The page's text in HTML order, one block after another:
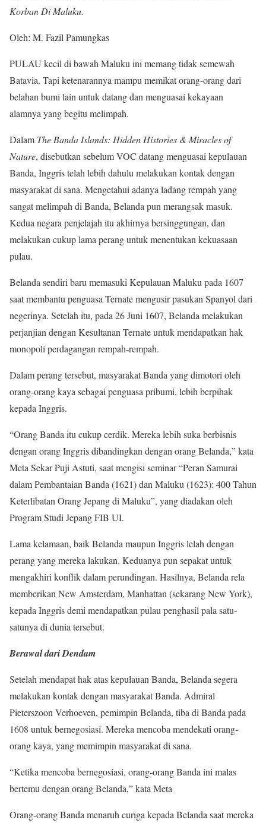
Korban Di Maluku.
Oleh: M. Fazil Pamungkas
PULAU kecil di bawah Maluku ini memang tidak semewah
Batavia. Tapi ketenarannya mampu memikat orang-orang dari
belahan bumi lain untuk datang dan menguasai kekayaan
alamnya yang begitu melimpah.
Dalam The Banda Islands: Hidden Histories & Miracles of
Nature, disebutkan sebelum VOC datang menguasai kepulauan
Banda, Inggris telah lebih dahulu melakukan kontak dengan
masyarakat di sana. Mengetahui adanya ladang rempah yang
sangat melimpah di Banda, Belanda pun merangsak masuk.
Kedua negara penjelajah itu akhirnya bersinggungan, dan
melakukan cukup lama perang untuk menentukan kekuasaan
pulau.
Belanda sendiri baru memasuki Kepulauan Maluku pada 1607
saat membantu penguasa Ternate mengusir pasukan Spanyol dari
negerinya. Setelah itu, pada 26 Juni 1607, Belanda melakukan
perjanjian dengan Kesultanan Ternate untuk mendapatkan hak
monopoli perdagangan rempah-rempah.
Dalam perang tersebut, masyarakat Banda yang dimotori oleh
orang-orang kaya sebagai penguasa pribumi, lebih berpihak
kepada Inggris.
“Orang Banda itu cukup cerdik. Mereka lebih suka berbisnis
dengan orang Inggris dibandingkan dengan orang Belanda,” kata
Meta Sekar Puji Astuti, saat mengisi seminar “Peran Samurai
dalam Pembantaian Banda (1621) dan Maluku (1623): 400 Tahun
Keterlibatan Orang Jepang di Maluku”, yang diadakan oleh
Program Studi Jepang FIB UI.
Lama kelamaan, baik Belanda maupun Inggris lelah dengan
perang yang mereka lakukan. Keduanya pun sepakat untuk
mengakhiri konflik dalam perundingan. Hasilnya, Belanda rela
memberikan New Amsterdam, Manhattan (sekarang New York),
kepada Inggris demi mendapatkan pulau penghasil pala satu-
satunya di dunia tersebut.
Berawal dari Dendam
Setelah mendapat hak atas kepulauan Banda, Belanda segera
melakukan kontak dengan masyarakat Banda. Admiral
Pieterszoon Verhoeven, pemimpin Belanda, tiba di Banda pada
1608 untuk bernegosiasi. Mereka mencoba mendekati orang-
orang kaya, yang memimpin masyarakat di sana.
“Ketika mencoba bernegosiasi, orang-orang Banda ini malas
bertemu dengan orang Belanda,” kata Meta
Orang-orang Banda menaruh curiga kepada Belanda saat mereka